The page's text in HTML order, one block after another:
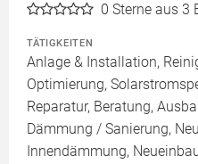
0 Sterne aus 3
TÄTIGKEITEN
Anlage & Installation,
Optimierung,
Reparatur, Beratung,
Dämmung / Sanierung,
Innendämmung,